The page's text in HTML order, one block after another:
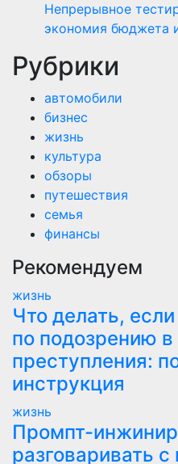
Непрерывное
экономия бюджета
Рубрики
автомобили
бизнес
жизнь
культура
обзоры
путешествия
семья
финансы
Рекомендуем
жизнь
Что делать,
по подозрению
преступления:
инструкция
жизнь
Промпт-
разговаривать